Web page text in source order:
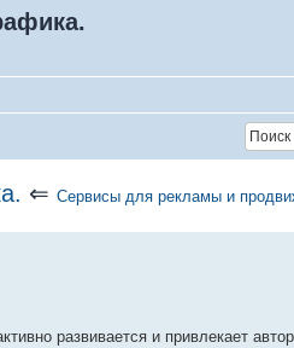
⇐ Сервисы для рекламы и
развивается и привлекает